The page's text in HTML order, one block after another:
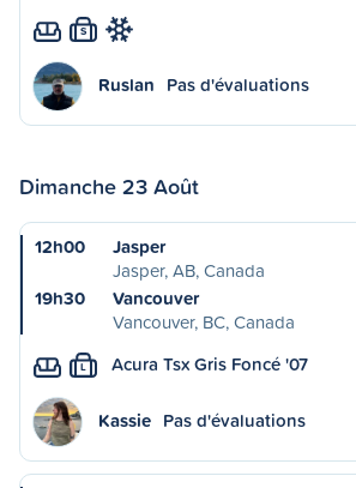
S
Ruslan Pas d'évaluations
Dimanche 23 Août
12h00
Jasper
Jasper, AB, Canada
19h30
Vancouver
Vancouver, BC, Canada
L Acura Tsx Gris Foncé '07
Kassie Pas d'évaluations